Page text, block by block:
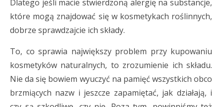
Dlatego jeśli macie stwierdzoną alergię na substancje,
które mogą znajdować się w kosmetykach roślinnych,
dobrze sprawdzajcie ich składy.
To, co sprawia największy problem przy kupowaniu
kosmetyków naturalnych, to zrozumienie ich składu.
Nie da się bowiem wyuczyć na pamięć wszystkich obco
brzmiących nazw i jeszcze zapamiętać, jak działają, i